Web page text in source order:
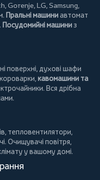
,Gorenje,LG,Samsung,
Пральні машиниавтомат
. Посудомийні машиниз
поверхні, духові шафи
,кавомашини та
. Вся дрібна
тепловентилятори,
. Очищувачі повітря,
у вашому домі.